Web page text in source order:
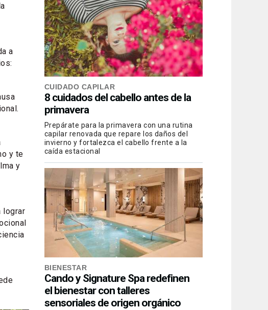
CUIDADO CAPILAR
8 cuidados del cabello antes de la
primavera
Prepárate para la primavera con una rutina
capilar renovada que repare los daños del
invierno y fortalezca el cabello frente a la
caída estacional
BIENESTAR
Cando y Signature Spa redefinen
el bienestar con talleres
sensoriales de origen orgánico
a
y te
y
lograr